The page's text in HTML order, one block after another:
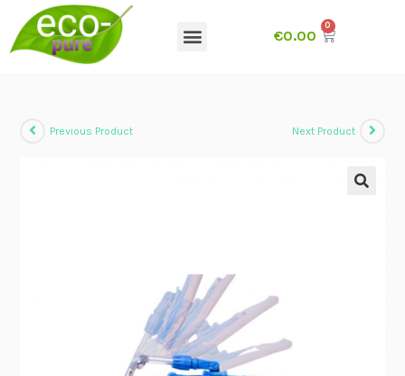
€0.00
Previous Product Next Product